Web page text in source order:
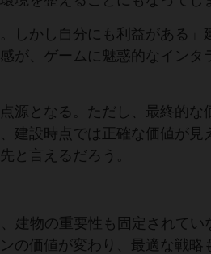
しかし自分にも利益がある」
が、ゲームに魅惑的なインタ
源となる。ただし、最終的な
建設時点では正確な価値が見
と言えるだろう。
建物の重要性も固定されてい
の価値が変わり、最適な戦略